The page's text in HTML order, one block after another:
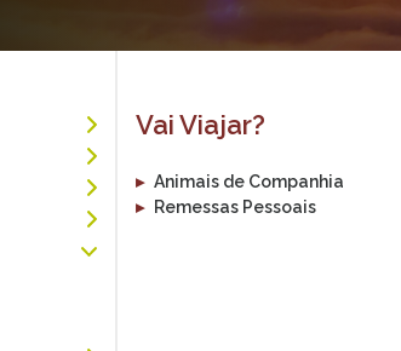
Vai Viajar?
▸ Animais de Companhia
▸
Remessas Pessoais